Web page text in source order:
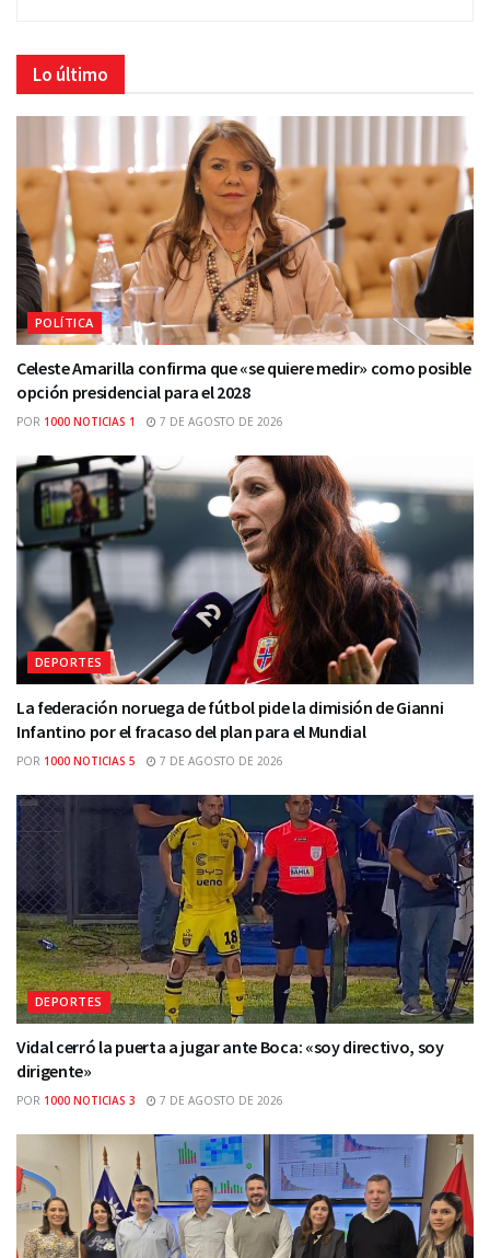
Lo último
POLÍTICA
Celeste Amarilla confirma que «se quiere medir» como posible
opción presidencial para el 2028
POR 1000 NOTICIAS 1 7 DE AGOSTO DE 2026
DEPORTES
La federación noruega de fútbol pide la dimisión de Gianni
Infantino por el fracaso del plan para el Mundial
POR 1000 NOTICIAS 5 7 DE AGOSTO DE 2026
DEPORTES
Vidal cerró la puerta a jugar ante Boca: «soy directivo, soy
dirigente»
POR 1000 NOTICIAS 3 7 DE AGOSTO DE 2026